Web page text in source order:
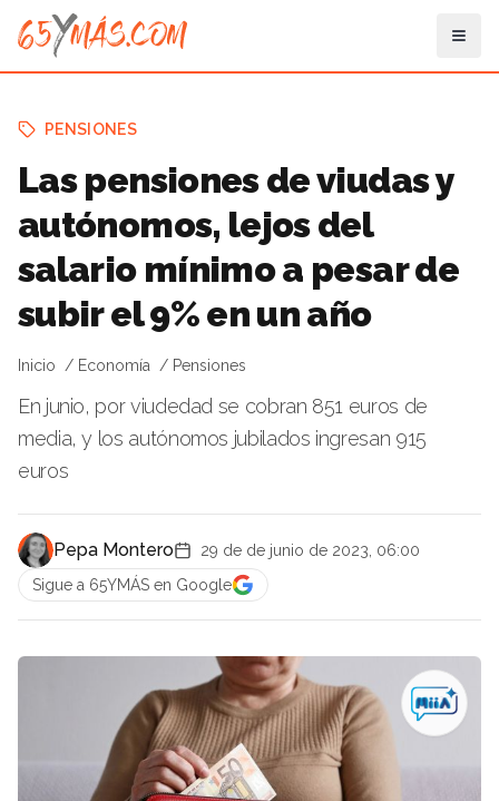
PENSIONES
Las pensiones de viudas y
autónomos, lejos del
salario mínimo a pesar de
subir el 9% en un año
Inicio Economía Pensiones
En junio, por viudedad se cobran 851 euros de
media, y los autónomos jubilados ingresan 915
euros
Pepa Montero
29 de de junio de 2023, 06:00
Sigue a 65YMÁS en Google